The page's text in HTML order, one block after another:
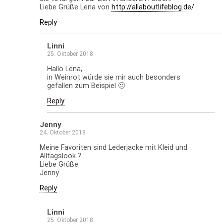
Liebe Grüße Lena von http://allaboutlifeblog.de/
Reply
Linni
25. Oktober 2018
Hallo Lena,
in Weinrot würde sie mir auch besonders
gefallen zum Beispiel 🙂
Reply
Jenny
24. Oktober 2018
Meine Favoriten sind Lederjacke mit Kleid und
Alltagslook ?
Liebe Grüße
Jenny
Reply
Linni
25. Oktober 2018